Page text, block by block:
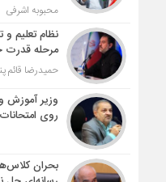
محبوبه اشرفی
نظام تعلیم و
مرحله قدرت
حمیدرضا قائم
وزیر
روی
بحران